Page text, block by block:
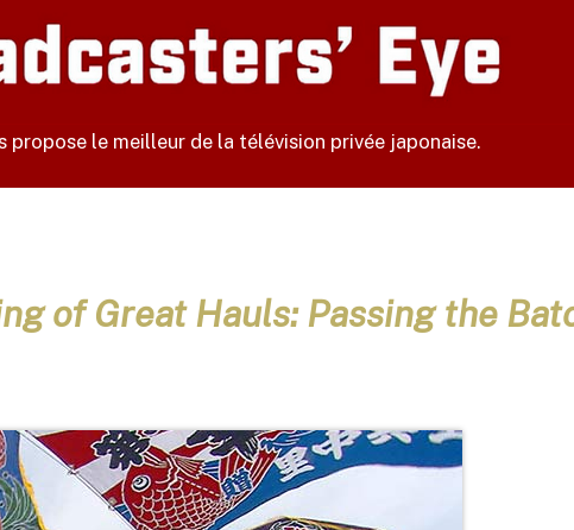
propose le meilleur de la télévision privée japonaise.
of Great Hauls: Passing the